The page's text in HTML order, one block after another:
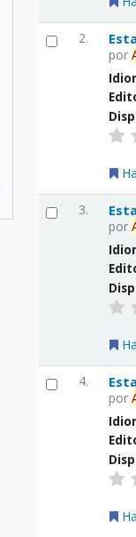
2.
por
3.
por
4.
por